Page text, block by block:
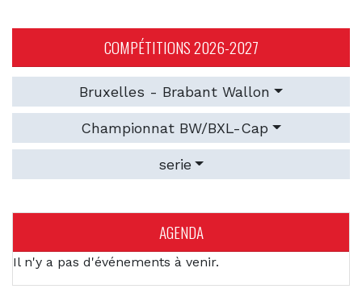
COMPÉTITIONS 2026-2027
Bruxelles - Brabant Wallon
Championnat BW/BXL-Cap
serie
AGENDA
Il n'y a pas d'événements à venir.